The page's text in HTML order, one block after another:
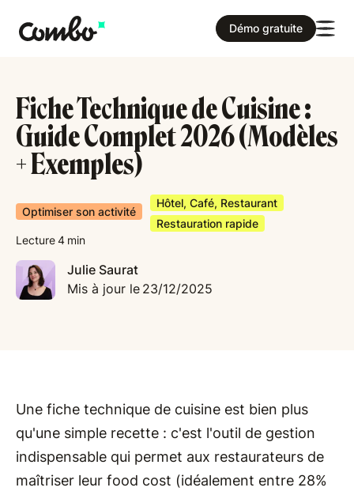
Démo gratuite
Fiche Technique de Cuisine :
Guide Complet 2026 (Modèles
+ Exemples)
Optimiser son activité
Hôtel, Café, Restaurant
Restauration rapide
Lecture4 min
Julie Saurat
Mis à jour le 23/12/2025
Une fiche technique de cuisine est bien plus
qu'une simple recette : c'est l'outil de gestion
indispensable qui permet aux restaurateurs de
maîtriser leur food cost (idéalement entre 28%